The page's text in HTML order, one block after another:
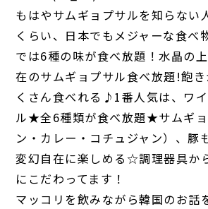
もはやサムギョプサルを知らない
くらい、日本でもメジャーな食べ
では6種の味が食べ放題！水晶の
在のサムギョプサル食べ放題!飽
くさん食べれる♪1番人気は、ワ
ル★全6種類が食べ放題★サムギョ
ン・カレー・コチュジャン）、豚
変幻自在に楽しめる☆調理器具か
にこだわってます！
マッコリを飲みながら韓国のお話